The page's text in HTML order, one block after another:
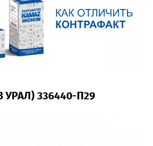
УРАЛ) 336440-П29